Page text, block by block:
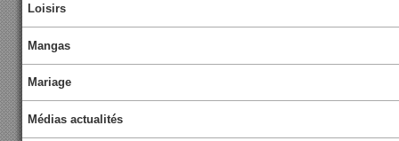
Loisirs
Mangas
Mariage
Médias actualités